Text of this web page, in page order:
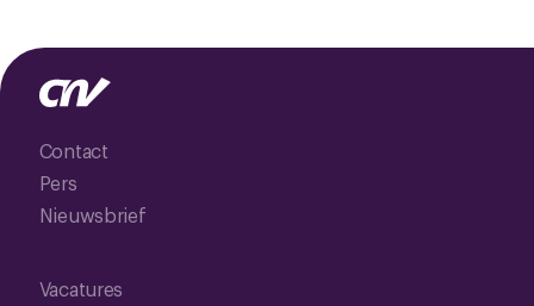
Contact
Pers
Nieuwsbrief
Vacatures